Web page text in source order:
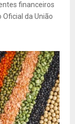
financeiros
da União